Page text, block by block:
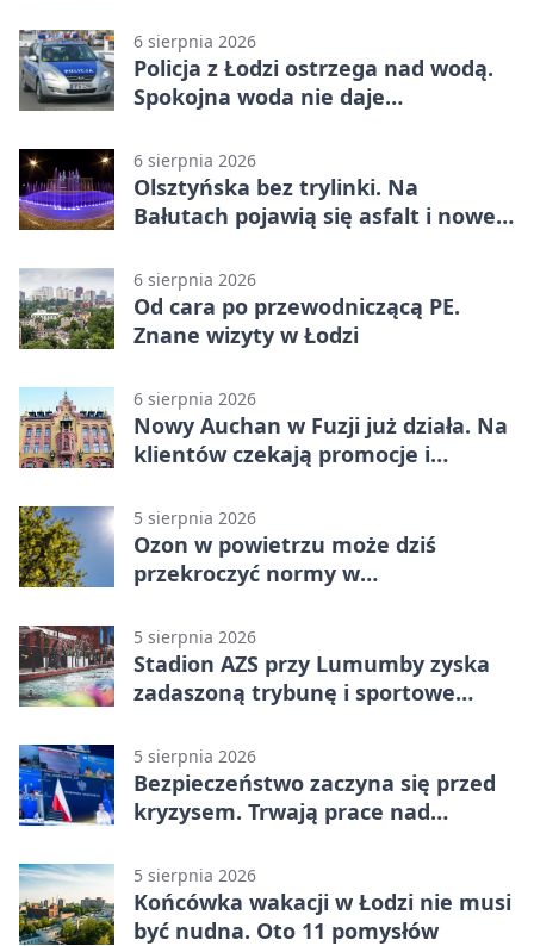
6 sierpnia 2026
Policja z Łodzi ostrzega nad wodą.
Spokojna woda nie daje
6 sierpnia 2026
Olsztyńska bez trylinki. Na
Bałutach pojawią się asfalt i nowe
6 sierpnia 2026
Od cara po przewodniczącą PE.
Znane wizyty w Łodzi
6 sierpnia 2026
Nowy Auchan w Fuzji już działa. Na
klientów czekają promocje i
5 sierpnia 2026
Ozon w powietrzu może dziś
przekroczyć normy w
5 sierpnia 2026
Stadion AZS przy Lumumby zyska
zadaszoną trybunę i sportowe
5 sierpnia 2026
Bezpieczeństwo zaczyna się przed
kryzysem. Trwają prace nad
5 sierpnia 2026
Końcówka wakacji w Łodzi nie musi
być nudna. Oto 11 pomysłów